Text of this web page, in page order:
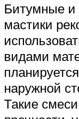
Битумные
мастики
видами
наружной
Такие